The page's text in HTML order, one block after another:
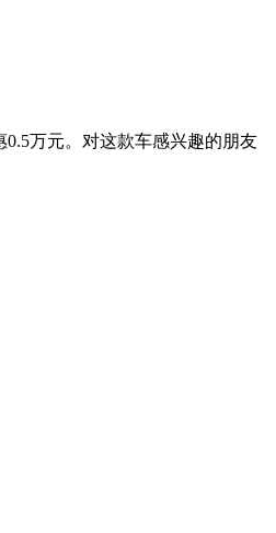
万元。对这款车感兴趣的朋友